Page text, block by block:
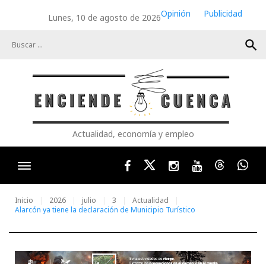
Lunes, 10 de agosto de 2026Opinión
Publicidad
search
Actualidad, economía y empleo
FacebookTwitterInstagram
YoutubeThreads
Inicio 2026 julio 3
Actualidad
Alarcón ya tiene la declaración de Municipio Turístico